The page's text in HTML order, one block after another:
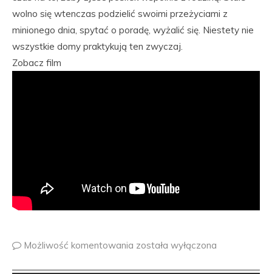
wolno się wtenczas podzielić swoimi przeżyciami z
minionego dnia, spytać o poradę, wyżalić się. Niestety nie
wszystkie domy praktykują ten zwyczaj.
Zobacz film
Możliwość komentowania została wyłączona